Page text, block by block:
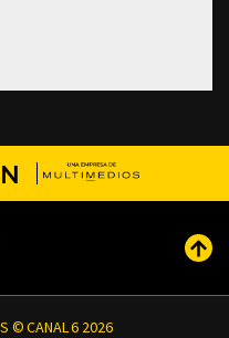
© CANAL 6 2026